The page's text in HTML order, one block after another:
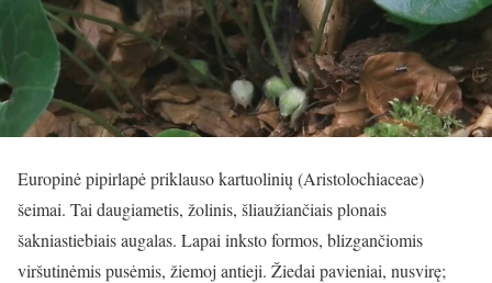
Europinė pipirlapė priklauso kartuolinių (Aristolochiaceae)
šeimai. Tai daugiametis, žolinis, šliaužiančiais plonais
šakniastiebiais augalas. Lapai inksto formos, blizgančiomis
viršutinėmis pusėmis, žiemoj antieji. Žiedai pavieniai, nusvirę;